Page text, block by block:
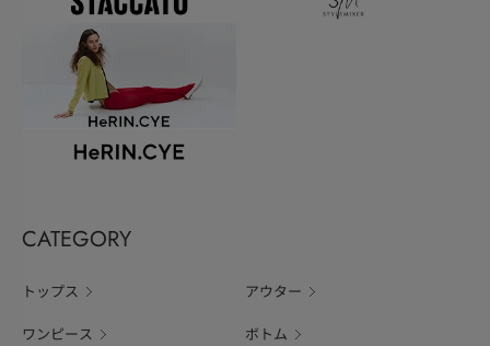
CATEGORY
トップス アウター
ワンピース ボトム